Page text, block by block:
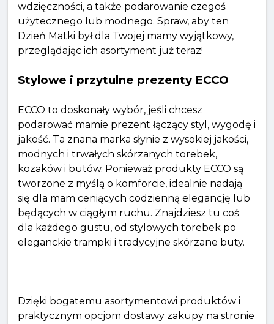
wdzięczności, a także podarowanie czegoś
użytecznego lub modnego. Spraw, aby ten
Dzień Matki był dla Twojej mamy wyjątkowy,
przeglądając ich asortyment już teraz!
Stylowe i przytulne prezenty ECCO
ECCO to doskonały wybór, jeśli chcesz
podarować mamie prezent łączący styl, wygodę i
jakość. Ta znana marka słynie z wysokiej jakości,
modnych i trwałych skórzanych torebek,
kozaków i butów. Ponieważ produkty ECCO są
tworzone z myślą o komforcie, idealnie nadają
się dla mam ceniących codzienną elegancję lub
będących w ciągłym ruchu. Znajdziesz tu coś
dla każdego gustu, od stylowych torebek po
eleganckie trampki i tradycyjne skórzane buty.
Dzięki bogatemu asortymentowi produktów i
praktycznym opcjom dostawy zakupy na stronie